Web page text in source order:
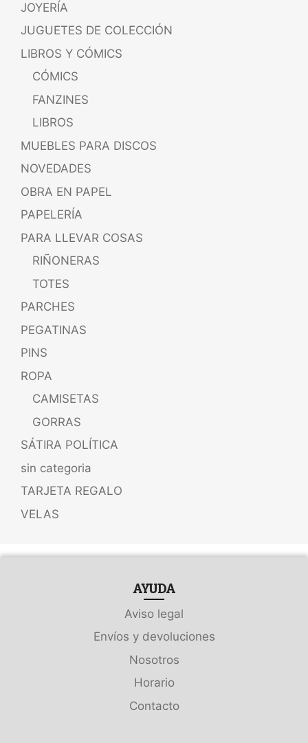
JOYERÍA
JUGUETES DE COLECCIÓN
LIBROS Y CÓMICS
CÓMICS
FANZINES
LIBROS
MUEBLES PARA DISCOS
NOVEDADES
OBRA EN PAPEL
PAPELERÍA
PARA LLEVAR COSAS
RIÑONERAS
TOTES
PARCHES
PEGATINAS
PINS
ROPA
CAMISETAS
GORRAS
SÁTIRA POLÍTICA
sin categoria
TARJETA REGALO
VELAS
AYUDA
Aviso legal
Envíos y devoluciones
Nosotros
Horario
Contacto